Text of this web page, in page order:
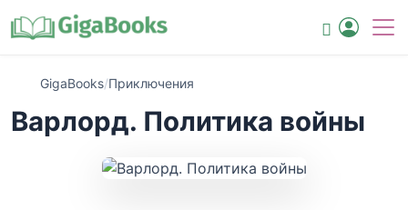
GigaBooks/Приключения
Варлорд. Политика войны